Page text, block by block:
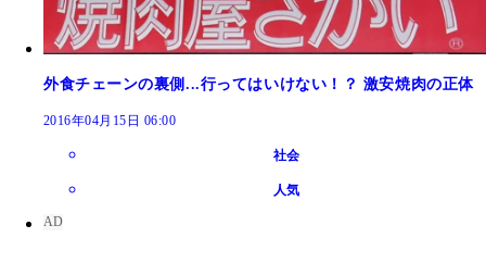
外食チェーンの裏側...行ってはいけない！？ 激安焼肉の正体
2016年04月15日 06:00
社会
人気